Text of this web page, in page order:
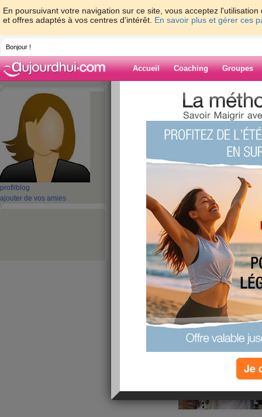
En poursuivant votre navigation sur ce site, vous acceptez
et offres adaptés à vos centres d'intérêt. En savoir plus et gérer ces
Bonjour !
Accueil Coaching Groupes
profil blog
ajouter de vos amies
>
Blog de
Suiv. ›
A tous ceux qui
médium
confiance
publié le 23/09/2020 à 18:28
Je